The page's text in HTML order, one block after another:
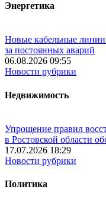
Энергетика
Новые кабельные линии
за постоянных аварий
06.08.2026 09:55
Новости рубрики
Недвижимость
Упрощение правил
в Ростовской области
17.07.2026 18:29
Новости рубрики
Политика